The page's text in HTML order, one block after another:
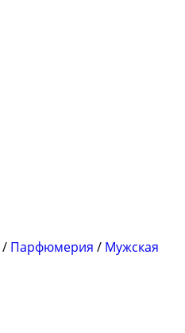
/ Парфюмерия / Мужская